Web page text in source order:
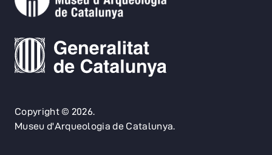
Copyright © 2026.
Museu d'Arqueologia de Catalunya.